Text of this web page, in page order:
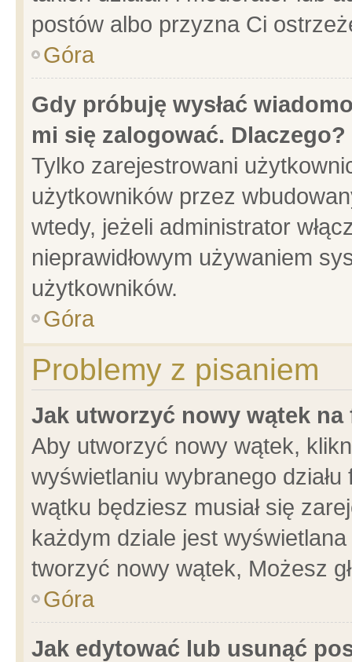
postów albo przyzna Ci
Góra
Gdy próbuję wysłać
mi się zalogować. Dlaczego?
Tylko zarejestrowani
użytkowników przez
wtedy, jeżeli administrator
nieprawidłowym używaniem
użytkowników.
Góra
Problemy z pisaniem
Jak utworzyć nowy wątek na
Aby utworzyć nowy wątek,
wyświetlaniu wybranego
wątku będziesz musiał się
każdym dziale jest
tworzyć nowy wątek, Możesz
Góra
Jak edytować lub usunąć